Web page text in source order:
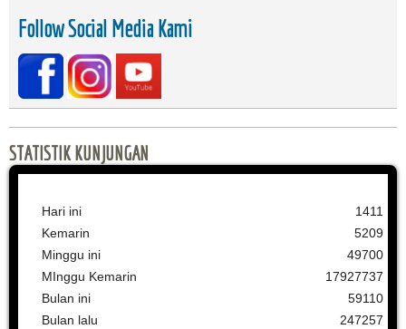
Follow Social Media Kami
STATISTIK KUNJUNGAN
Hari ini
Kemarin
Minggu ini
MInggu Kemarin
Bulan ini
Bulan lalu
1411
5209
49700
17927737
59110
247257